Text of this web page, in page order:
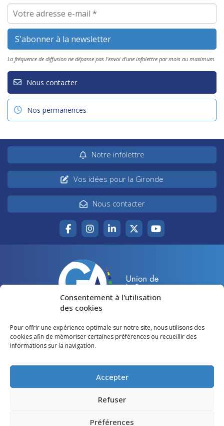
Consentement à l'utilisation
des cookies
Pour offrir une expérience optimale sur notre site, nous utilisons des
cookies afin de mémoriser certaines préférences ou recueillir des
informations sur la navigation.
Accepter
Refuser
Préférences
La fréquence de diffusion ne dépasse pas l'envoi d'une infolettre par mois au maximum.
Nous contacter
Nos permanences
Notre infolettre
Vos idées pour la Gironde
Nous contacter
Accueil
Votre canton
Lire et voir
Agir pour la Gironde
Restons en contact
Mentions légales